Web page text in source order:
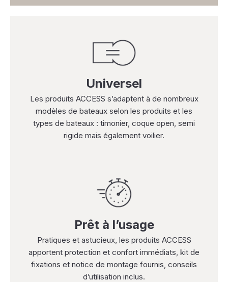
Universel
Les produits ACCESS s’adaptent à de nombreux
modèles de bateaux selon les produits et les
types de bateaux : timonier, coque open, semi
rigide mais également voilier.
Prêt à l’usage
Pratiques et astucieux, les produits ACCESS
apportent protection et confort immédiats, kit de
fixations et notice de montage fournis, conseils
d’utilisation inclus.